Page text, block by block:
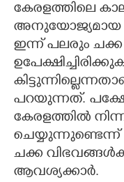
LITERATURE
ZOOM
CONTACT US
കേരളത്തിലെ
അനുയോജ്യമായ
ഇന്ന് പലരും
പറയുന്നത്.
കേരളത്തിൽ
ചെയ്യുന്നുണ്ടെന്ന്
ചക്ക
ആവശ്യക്കാർ.